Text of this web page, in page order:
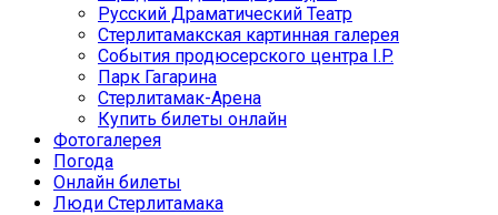
Русский Драматический Театр
Стерлитамакская картинная галерея
События продюсерского центра I.P.
Парк Гагарина
Стерлитамак-Арена
Купить билеты онлайн
Фотогалерея
Погода
Онлайн билеты
Люди Стерлитамака